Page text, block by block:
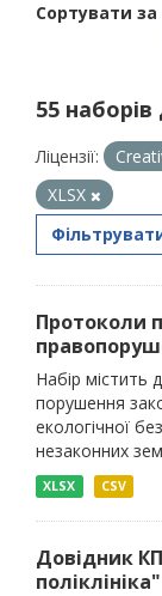
Сортувати за
55
Ліцензії:
XLSX
Протоколи
Набір містить
порушення
екологічної
незаконних
XLSX CSV
Довідник
поліклініка"